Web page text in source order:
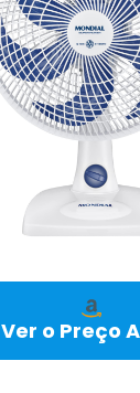
Ver o Preço